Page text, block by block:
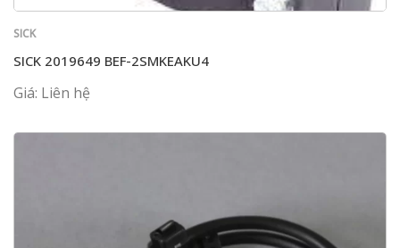
SICK
SICK 2019649 BEF-2SMKEAKU4
Giá: Liên hệ